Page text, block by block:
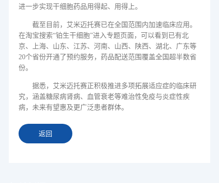
进一步实现干细胞药品用得起、用得上。
截至目前，艾米迈托赛已在全国范围内加速临床应用。
在淘宝搜索“铂生干细胞”进入专题页面， 可以看到已有北
京、上海、山东、江苏、河南、山西、陕西、湖北、广东等
20个省份开通了预约服务，药品配送范围覆盖全国超半数省
份。
据悉，艾米迈托赛正积极推进多项拓展适应症的临床研
究，涵盖糖尿病肾病、血管衰老等难治性免疫与炎症性疾
病，未来有望惠及更广泛患者群体。
返回